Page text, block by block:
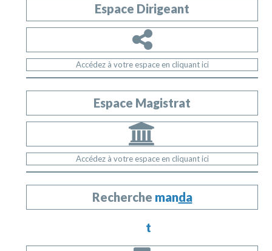
Espace Dirigeant
Accédez à votre espace en cliquant ici
Espace Magistrat
Accédez à votre espace en cliquant ici
Recherche manda
t